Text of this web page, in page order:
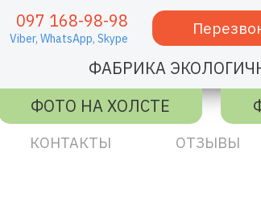
097 168-98-98
Viber, WhatsApp, Skype
ФАБРИКА
ФОТО НА ХОЛСТЕ
КОНТАКТЫ ОТЗЫВЫ